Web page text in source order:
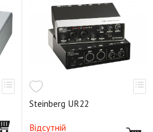
Steinberg UR22
Відсутній